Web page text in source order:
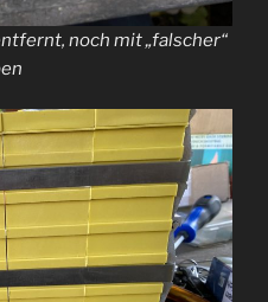
noch mit „falscher“